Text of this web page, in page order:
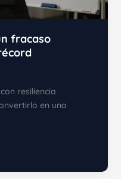
fracaso
resiliencia
en una